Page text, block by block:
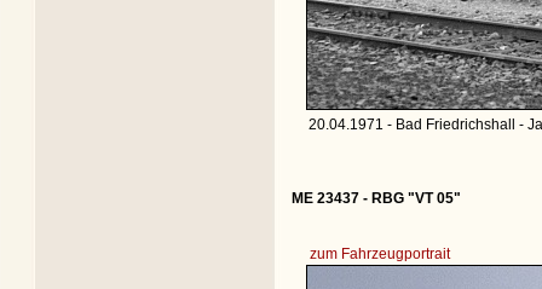
20.04.1971 - Bad Friedrichshall -
ME 23437 - RBG "VT 05"
zum Fahrzeugportrait